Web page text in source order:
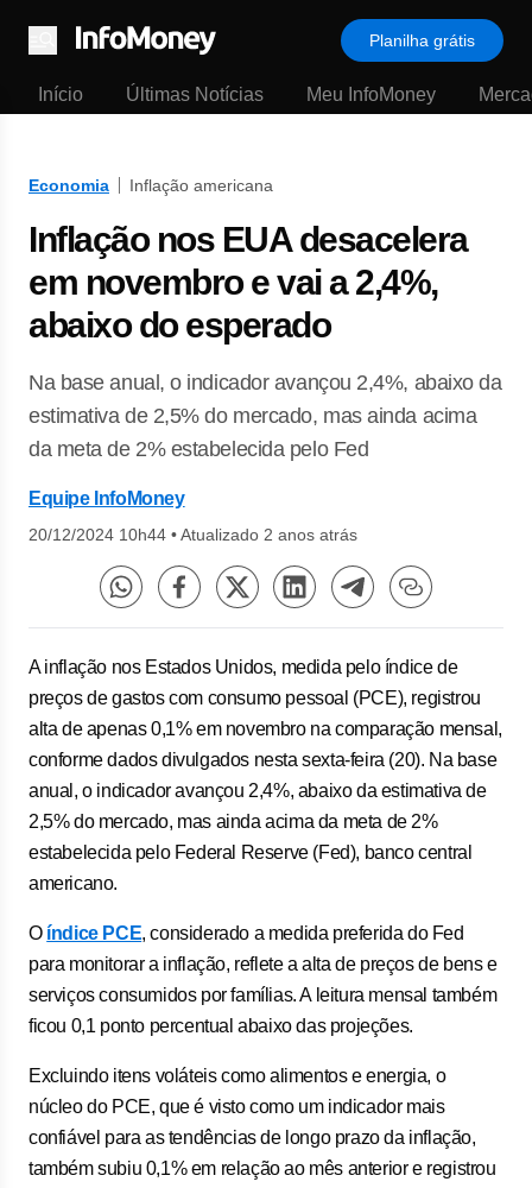
Menu
Planilha grátis
Início Últimas Notícias Meu InfoMoney
Economia Inflação americana
Inflação nos EUA desacelera
em novembro e vai a 2,4%,
abaixo do esperado
Na base anual, o indicador avançou 2,4%, abaixo da
estimativa de 2,5% do mercado, mas ainda acima
da meta de 2% estabelecida pelo Fed
Equipe InfoMoney
20/12/2024 10h44 •Atualizado 2 anos atrás
A inflação nos Estados Unidos, medida pelo índice de
preços de gastos com consumo pessoal (PCE), registrou
alta de apenas 0,1% em novembro na comparação mensal,
conforme dados divulgados nesta sexta-feira (20). Na base
anual, o indicador avançou 2,4%, abaixo da estimativa de
2,5% do mercado, mas ainda acima da meta de 2%
estabelecida pelo Federal Reserve (Fed), banco central
americano.
O índice PCE, considerado a medida preferida do Fed
para monitorar a inflação, reflete a alta de preços de bens e
serviços consumidos por famílias. A leitura mensal também
ficou 0,1 ponto percentual abaixo das projeções.
Excluindo itens voláteis como alimentos e energia, o
núcleo do PCE, que é visto como um indicador mais
confiável para as tendências de longo prazo da inflação,
também subiu 0,1% em relação ao mês anterior e registrou